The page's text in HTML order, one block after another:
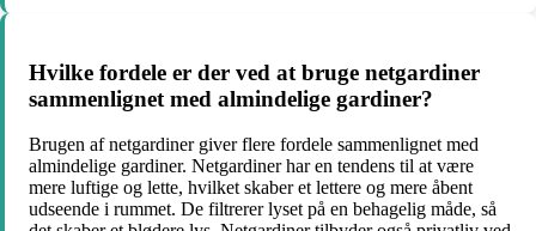
Hvilke fordele er der ved at bruge netgardiner
sammenlignet med almindelige gardiner?
Brugen af netgardiner giver flere fordele sammenlignet med
almindelige gardiner. Netgardiner har en tendens til at være
mere luftige og lette, hvilket skaber et lettere og mere åbent
udseende i rummet. De filtrerer lyset på en behagelig måde, så